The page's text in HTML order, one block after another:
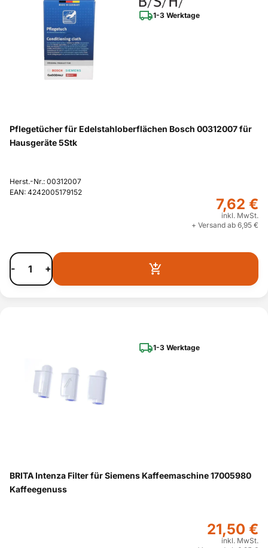
1-3 Werktage
Pflegetücher für Edelstahloberflächen Bosch 00312007 für
Hausgeräte 5Stk
Herst.-Nr.: 00312007
EAN: 4242005179152
7,62 €
inkl. MwSt.
+ Versand ab 6,95 €
- +
1-3 Werktage
BRITA Intenza Filter für Siemens Kaffeemaschine 17005980
Kaffeegenuss
21,50 €
inkl. MwSt.